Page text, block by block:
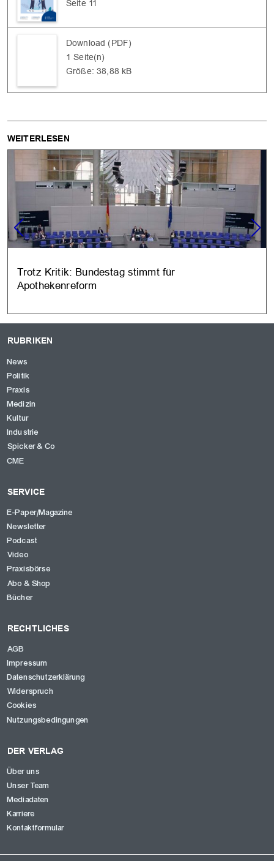
Seite 11
Download (PDF)
1 Seite(n)
Größe: 38,88 kB
WEITERLESEN
Trotz Kritik: Bundestag stimmt für
Apothekenreform
RUBRIKEN
News
Politik
Praxis
Medizin
Kultur
Industrie
Spicker & Co
CME
SERVICE
E-Paper/Magazine
Newsletter
Podcast
Video
Praxisbörse
Abo & Shop
Bücher
RECHTLICHES
AGB
Impressum
Datenschutzerklärung
Widerspruch
Cookies
Nutzungsbedingungen
DER VERLAG
Über uns
Unser Team
Mediadaten
Karriere
Kontaktformular